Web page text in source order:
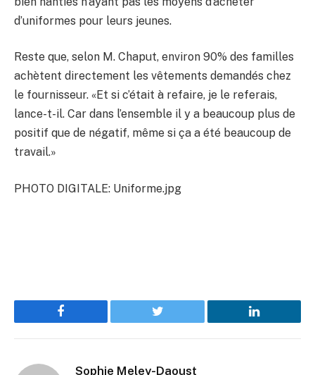
d’uniformes pour leurs jeunes.
Reste que, selon M. Chaput, environ 90% des familles
achètent directement les vêtements demandés chez
le fournisseur. «Et si c’était à refaire, je le referais,
lance-t-il. Car dans l’ensemble il y a beaucoup plus de
positif que de négatif, même si ça a été beaucoup de
travail.»
PHOTO DIGITALE: Uniforme.jpg
Facebook Twitter LinkedIn
Sophie Meley-Daoust